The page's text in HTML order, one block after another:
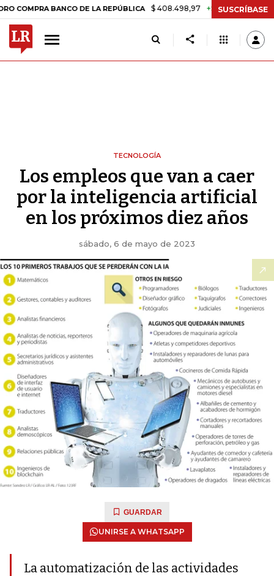
BANCO DE LA REPÚBLICA $ 408.498,97 +$ 8.753,81 +2,19%
SUSCRÍBASE
TECNOLOGÍA
Los empleos que van a caer
por la inteligencia artificial
en los próximos diez años
sábado, 6 de mayo de 2023
GUARDAR
UNIRSE A WHATSAPP
La automatización de las actividades